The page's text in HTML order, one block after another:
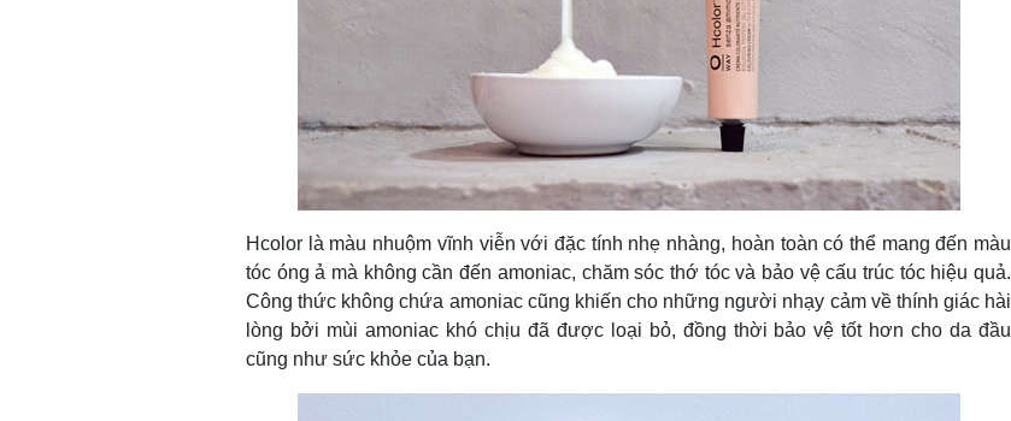
Hcolor là màu nhuộm vĩnh viễn với đặc tính nhẹ nhàng, hoàn toàn có thể mang đến màu
tóc óng ả mà không cần đến amoniac, chăm sóc thớ tóc và bảo vệ cấu trúc tóc hiệu quả.
Công thức không chứa amoniac cũng khiến cho những người nhạy cảm về thính giác hài
lòng bởi mùi amoniac khó chịu đã được loại bỏ, đồng thời bảo vệ tốt hơn cho da đầu
cũng như sức khỏe của bạn.